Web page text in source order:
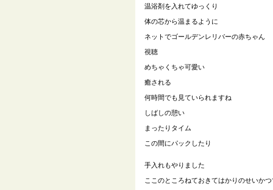
温浴剤を入れてゆっくり
体の芯から温まるように
ネットでゴールデンレリバーの赤ちゃん
視聴
めちゃくちゃ可愛い
癒される
何時間でも見ていられますね
しばしの憩い
まったりタイム
この間にパックしたり
手入れもやりました
ここのところねておきてはかりのせいか